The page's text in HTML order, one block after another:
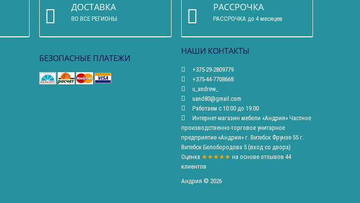
ДОСТАВКА
ВО ВСЕ РЕГИОНЫ
РАССРОЧКА
РАССРОЧКА до 4 месяцев
БЕЗОПАСНЫЕ ПЛАТЕЖИ
НАШИ КОНТАКТЫ
+375-29-2809779
+375-44-7708668
u_andrew_
uand80@gmail.com
Работаем с 10:00 до 19:00
Интернет-магазин мебели «Андрия» Частное
производственно-торговое унитарное
предприятие «Андрия» г. Витебск Фрунзе 55 г.
Витебск Белобородова 5 (вход со двора)
Оценка ★★★★★ на основе отзывов 44
клиентов
Андрия © 2026